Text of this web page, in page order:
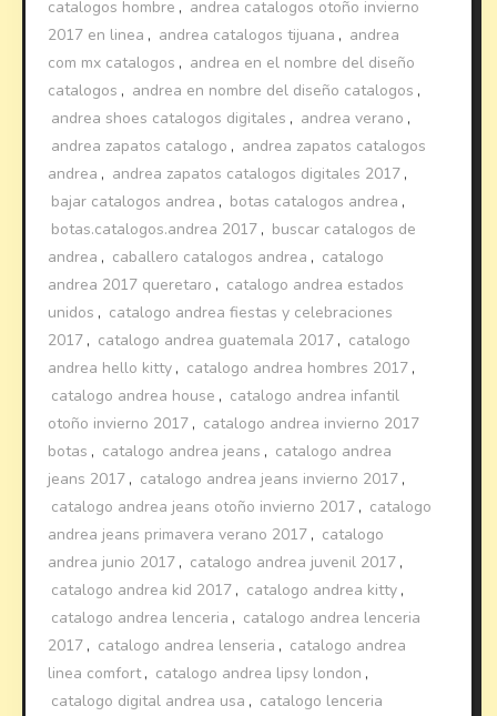
catalogos hombre , andrea catalogos otoño invierno
2017 en linea , andrea catalogos tijuana , andrea
com mx catalogos , andrea en el nombre del diseño
catalogos , andrea en nombre del diseño catalogos ,
andrea shoes catalogos digitales , andrea verano ,
andrea zapatos catalogo , andrea zapatos catalogos
andrea , andrea zapatos catalogos digitales 2017 ,
bajar catalogos andrea , botas catalogos andrea ,
botas.catalogos.andrea 2017 , buscar catalogos de
andrea , caballero catalogos andrea , catalogo
andrea 2017 queretaro , catalogo andrea estados
unidos , catalogo andrea fiestas y celebraciones
2017 , catalogo andrea guatemala 2017 , catalogo
andrea hello kitty , catalogo andrea hombres 2017 ,
catalogo andrea house , catalogo andrea infantil
otoño invierno 2017 , catalogo andrea invierno 2017
botas , catalogo andrea jeans , catalogo andrea
jeans 2017 , catalogo andrea jeans invierno 2017 ,
catalogo andrea jeans otoño invierno 2017 , catalogo
andrea jeans primavera verano 2017 , catalogo
andrea junio 2017 , catalogo andrea juvenil 2017 ,
catalogo andrea kid 2017 , catalogo andrea kitty ,
catalogo andrea lenceria , catalogo andrea lenceria
2017 , catalogo andrea lenseria , catalogo andrea
linea comfort, catalogo andrea lipsy london ,
catalogo digital andrea usa , catalogo lenceria